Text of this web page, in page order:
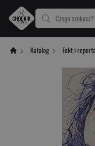
Czego szukasz?
Katalog Fakt i